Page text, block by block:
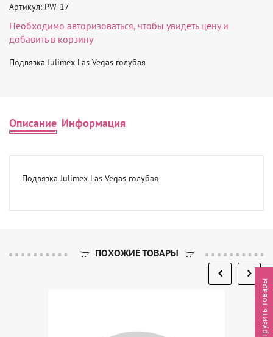
Артикул: PW-17
Необходимо авторизоваться, чтобы увидеть цену и
добавить в корзину
Подвязка Julimex Las Vegas голубая
Описание Информация
Подвязка Julimex Las Vegas голубая
ПОХОЖИЕ ТОВАРЫ
Выгрузить товары